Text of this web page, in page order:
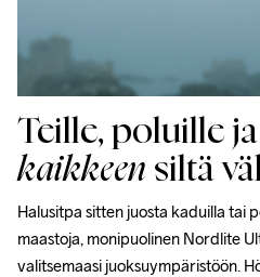
Teille, poluille ja
kaikkeen siltä
Halusitpa sitten juosta kaduilla tai
maastoja, monipuolinen Nordlite
valitsemaasi juoksuympäristöön.